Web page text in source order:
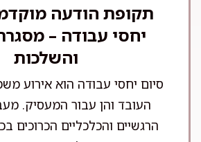
תקופת הודעה
יחסי עבודה –
והשלכות
סיום יחסי עבודה הוא אירוע
העובד והן עבור המעסיק.
הרגשיים והכלכליים הכרוכים